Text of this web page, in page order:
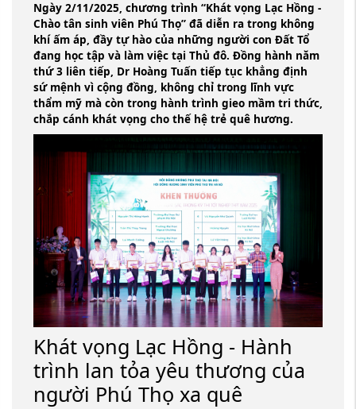
Ngày 2/11/2025, chương trình “Khát vọng Lạc Hồng -
Chào tân sinh viên Phú Thọ” đã diễn ra trong không
khí ấm áp, đầy tự hào của những người con Đất Tổ
đang học tập và làm việc tại Thủ đô. Đồng hành năm
thứ 3 liên tiếp, Dr Hoàng Tuấn tiếp tục khẳng định
sứ mệnh vì cộng đồng, không chỉ trong lĩnh vực
thẩm mỹ mà còn trong hành trình gieo mầm tri thức,
chắp cánh khát vọng cho thế hệ trẻ quê hương.
Khát vọng Lạc Hồng - Hành
trình lan tỏa yêu thương của
người Phú Thọ xa quê